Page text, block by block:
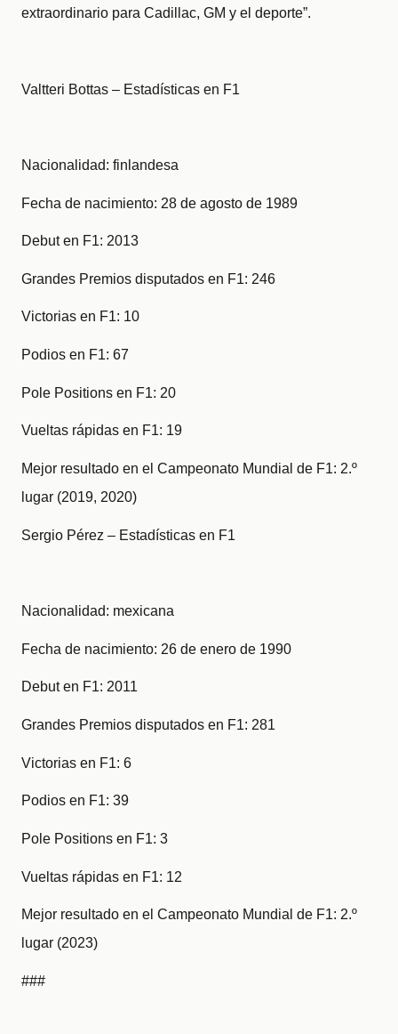
extraordinario para Cadillac, GM y el deporte”.
Valtteri Bottas – Estadísticas en F1
Nacionalidad: finlandesa
Fecha de nacimiento: 28 de agosto de 1989
Debut en F1: 2013
Grandes Premios disputados en F1: 246
Victorias en F1: 10
Podios en F1: 67
Pole Positions en F1: 20
Vueltas rápidas en F1: 19
Mejor resultado en el Campeonato Mundial de F1: 2.º
lugar (2019, 2020)
Sergio Pérez – Estadísticas en F1
Nacionalidad: mexicana
Fecha de nacimiento: 26 de enero de 1990
Debut en F1: 2011
Grandes Premios disputados en F1: 281
Victorias en F1: 6
Podios en F1: 39
Pole Positions en F1: 3
Vueltas rápidas en F1: 12
Mejor resultado en el Campeonato Mundial de F1: 2.º
lugar (2023)
###